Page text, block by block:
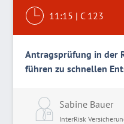
11:15 | C 123
Antragsprüfung in der
führen zu schnellen
Sabine Bauer
InterRisk